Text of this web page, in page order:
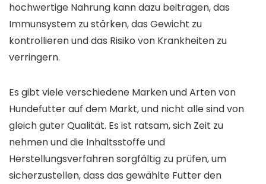
hochwertige Nahrung kann dazu beitragen, das
Immunsystem zu stärken, das Gewicht zu
kontrollieren und das Risiko von Krankheiten zu
verringern.
Es gibt viele verschiedene Marken und Arten von
Hundefutter auf dem Markt, und nicht alle sind von
gleich guter Qualität. Es ist ratsam, sich Zeit zu
nehmen und die Inhaltsstoffe und
Herstellungsverfahren sorgfältig zu prüfen, um
sicherzustellen, dass das gewählte Futter den